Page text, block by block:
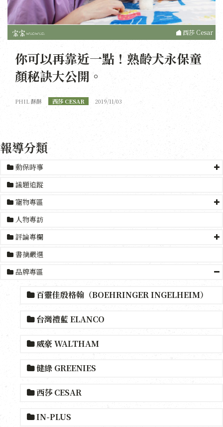
西莎 Cesar
你可以再靠近一點！熟齡犬永保童
顏秘訣大公開。
PHIL 酥酥 西莎 CESAR 2019/11/03
報導分類
動保時事
議題追蹤
寵物專區
人物專訪
評論專欄
書摘嚴選
品牌專區
百靈佳殷格翰（BOEHRINGER INGELHEIM）
台灣禮藍 ELANCO
威豪 WALTHAM
健綠 GREENIES
西莎 CESAR
IN-PLUS